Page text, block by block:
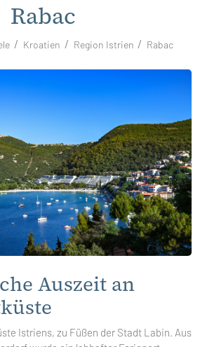
Rabac
Kroatien Region Istrien Rabac
Auszeit an
Istriens, zu Füßen der Stadt Labin. Aus